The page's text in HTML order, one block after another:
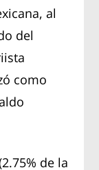
al
del
como
de la